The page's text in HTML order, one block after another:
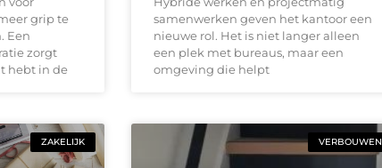
grip te
Een
zorgt
hebt in de
samenwerken geven het kantoor een
nieuwe rol. Het is niet langer alleen
een plek met bureaus, maar een
omgeving die helpt
ZAKELIJK VERBOUWEN